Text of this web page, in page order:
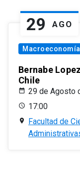
29 AGO
Macroeconomía
Bernabe
Chile
29 de Agosto
17:00
Facultad de